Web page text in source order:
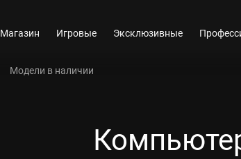
Магазин
Игровые Эксклюзивные
Модели в наличии